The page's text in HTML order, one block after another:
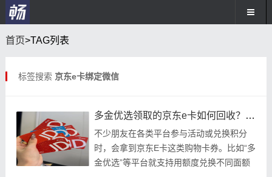
首页>TAG列表
标签搜索 京东e卡绑定微信
多金优选领取的京东e卡如何回收？最新推荐用哪个平台折现？
不少朋友在各类平台参与活动或兑换积分
时，会拿到京东E卡这类购物卡券。比如“多
金优选”等平台就支持用额度兑换不同面额